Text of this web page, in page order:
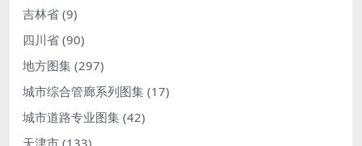
吉林省 (9)
四川省 (90)
地方图集 (297)
城市综合管廊系列图集 (17)
城市道路专业图集 (42)